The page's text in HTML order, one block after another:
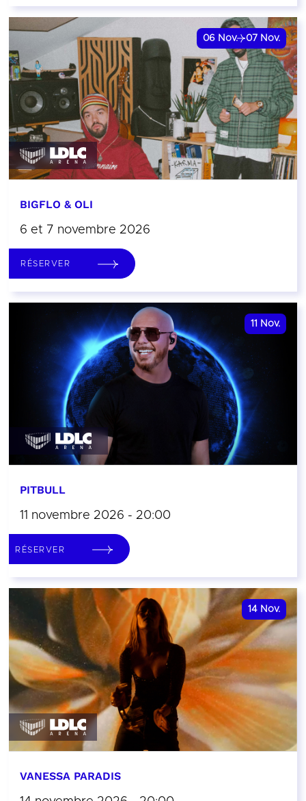
06 Nov. 07 Nov.
BIGFLO & OLI
6 et 7 novembre 2026
RÉSERVER
11 Nov.
PITBULL
11 novembre 2026 - 20:00
RÉSERVER
14 Nov.
VANESSA PARADIS